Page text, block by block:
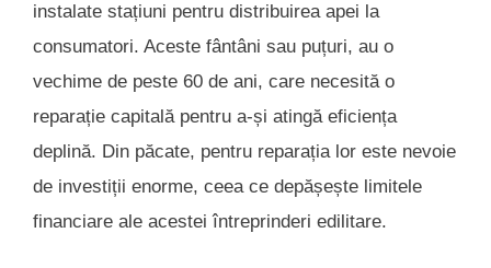
instalate stațiuni pentru distribuirea apei la
consumatori. Aceste fântâni sau puțuri, au o
vechime de peste 60 de ani, care necesită o
reparație capitală pentru a-și atingă eficiența
deplină. Din păcate, pentru reparația lor este nevoie
de investiții enorme, ceea ce depășește limitele
financiare ale acestei întreprinderi edilitare.